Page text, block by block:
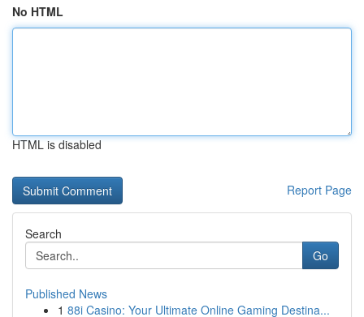
No HTML
HTML is disabled
Report Page
Search
Go
Published News
1 88i Casino: Your Ultimate Online Gaming Destina...